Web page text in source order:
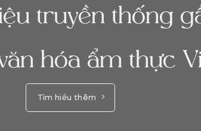
truyền thống
hóa ẩm thực
Tìm hiểu thêm